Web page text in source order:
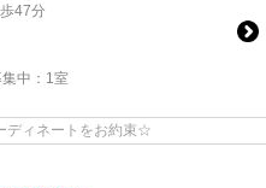
47分
中： 1室
ディネートをお約束☆